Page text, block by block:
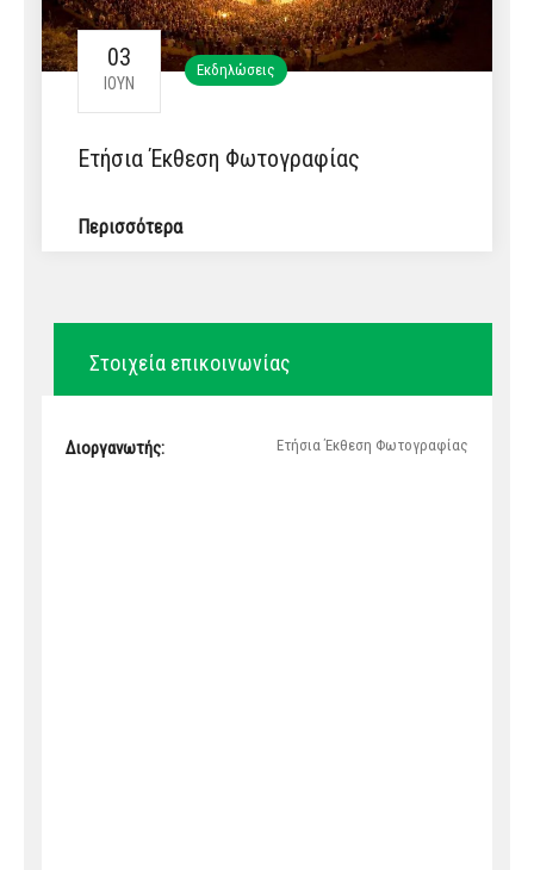
03
ΙΟΎΝ
Εκδηλώσεις
Ετήσια Έκθεση Φωτογραφίας
Περισσότερα
Στοιχεία επικοινωνίας
Διοργανωτής: Ετήσια Έκθεση Φωτογραφίας